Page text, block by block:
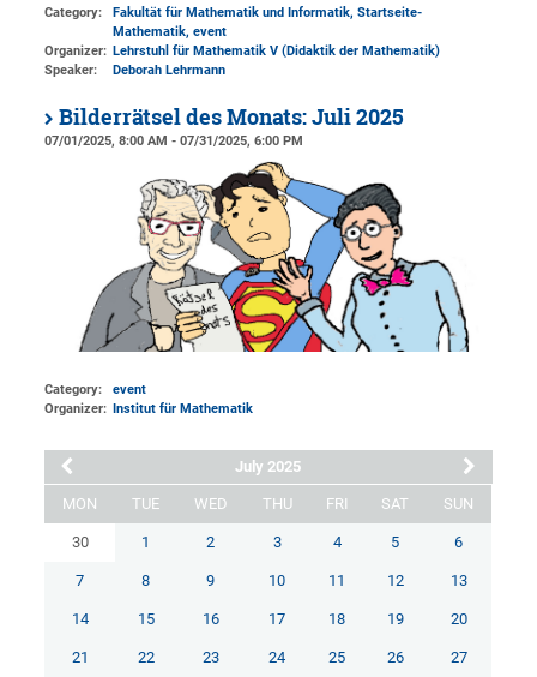
Category:
Fakultät für Mathematik und Informatik, Startseite-
Mathematik, event
Organizer: Lehrstuhl für Mathematik V (Didaktik der Mathematik)
Speaker:
Deborah Lehrmann
Bilderrätsel des Monats: Juli 2025
07/01/2025, 8:00 AM - 07/31/2025, 6:00 PM
Category:
event
Organizer: Institut für Mathematik
July 2025
MON TUE WED THU FRI SAT SUN
30 1 2 3 4 5 6
7 8 9 10 11 12 13
14 15 16 17 18 19 20
21 22 23 24 25 26 27